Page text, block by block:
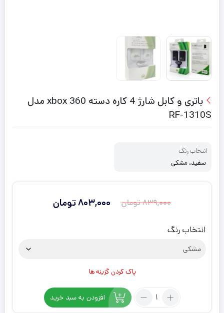
باتری و کابل شارژ 4 کاره دسته xbox 360 مدل
RF-1310S
انتخاب رنگ
سفید، مشکی
839,000تومان
قیمت
بود.
803,000تومان
قیمت
انتخاب رنگ
پاک کردن گزینه ها
تعداد:
افزودن به سبد خرید